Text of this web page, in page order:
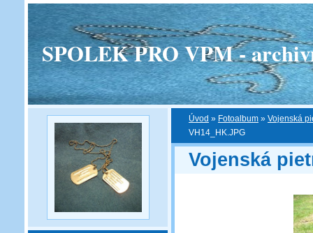
SPOLEK PRO VPM -
Úvod » Fotoalbum » Vojenská
VH14_HK.JPG
Vojenská